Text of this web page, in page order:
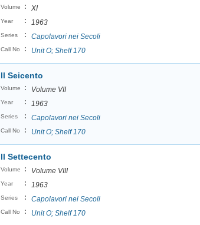
Volume : XI
Year : 1963
Series : Capolavori nei Secoli
Call No : Unit O; Shelf 170
Il Seicento
Volume : Volume VII
Year : 1963
Series : Capolavori nei Secoli
Call No : Unit O; Shelf 170
Il Settecento
Volume : Volume VIII
Year : 1963
Series : Capolavori nei Secoli
Call No : Unit O; Shelf 170